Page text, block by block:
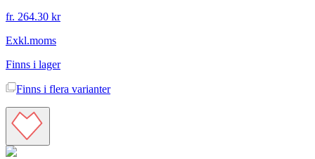
fr. 264.30 kr
Exkl.moms
Finns i lager
Finns i flera varianter